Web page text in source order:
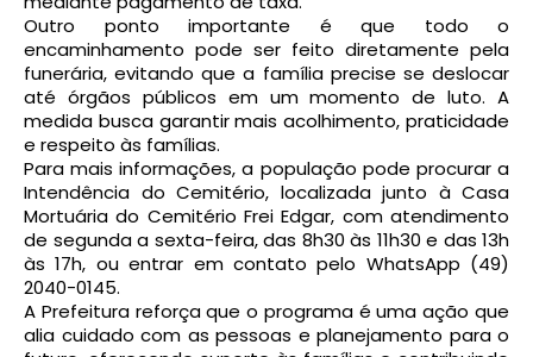
Outro ponto importante é que todo o
encaminhamento pode ser feito diretamente pela
funerária, evitando que a família precise se deslocar
até órgãos públicos em um momento de luto. A
medida busca garantir mais acolhimento, praticidade
e respeito às famílias.
Para mais informações, a população pode procurar a
Intendência do Cemitério, localizada junto à Casa
Mortuária do Cemitério Frei Edgar, com atendimento
de segunda a sexta-feira, das 8h30 às 11h30 e das 13h
às 17h, ou entrar em contato pelo WhatsApp (49)
2040-0145.
A Prefeitura reforça que o programa é uma ação que
alia cuidado com as pessoas e planejamento para o